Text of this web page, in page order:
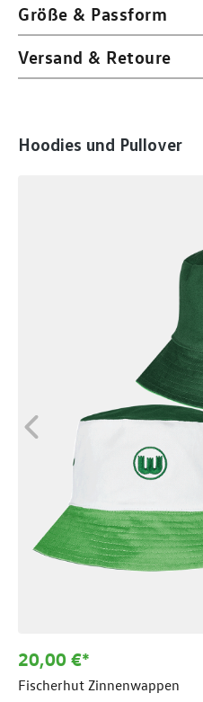
Größe & Passform
Versand & Retoure
Produktgalerie überspringen
Hoodies und Pullover
20,00 €*
Fischerhut Zinnenwappen